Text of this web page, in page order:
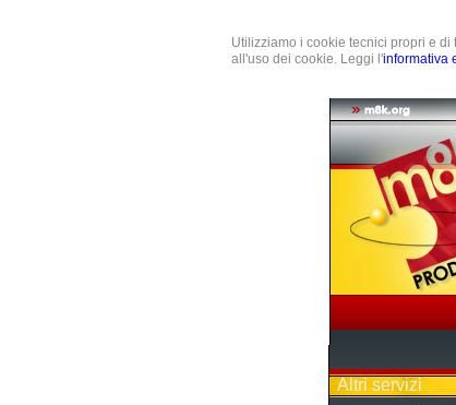
Utilizziamo i cookie tecnici propri e
all'uso dei cookie. Leggi l'informativa
Altri servizi